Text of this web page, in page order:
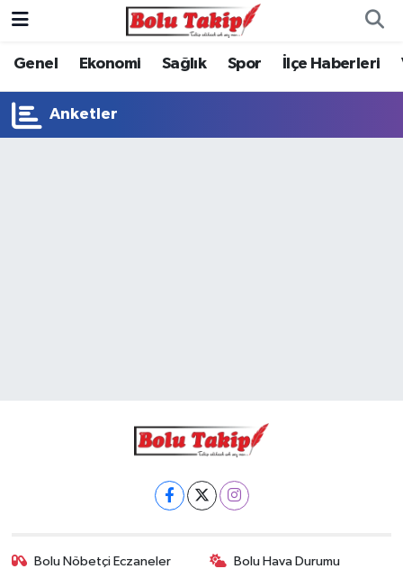
Genel Ekonomi Sağlık Spor İlçe Haberleri
Anketler
Bolu Nöbetçi Eczaneler Bolu Hava Durumu